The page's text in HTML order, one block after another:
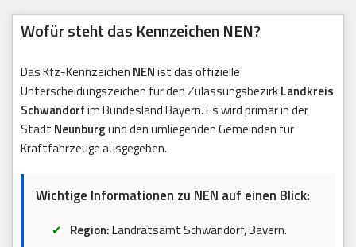
Wofür steht das Kennzeichen NEN?
Das Kfz-Kennzeichen NENist das offizielle
Unterscheidungszeichen für den ZulassungsbezirkLandkreis
Schwandorfim Bundesland Bayern. Es wird primär in der
Stadt Neunburgund den umliegenden Gemeinden für
Kraftfahrzeuge ausgegeben.
Wichtige Informationen zu NEN auf einen Blick:
Region:Landratsamt Schwandorf, Bayern.